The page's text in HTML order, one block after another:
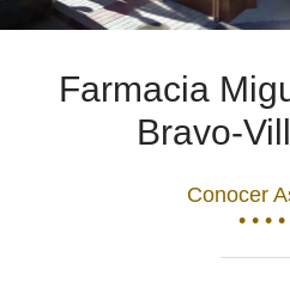
Farmacia
Bravo-
Conocer
• • • •